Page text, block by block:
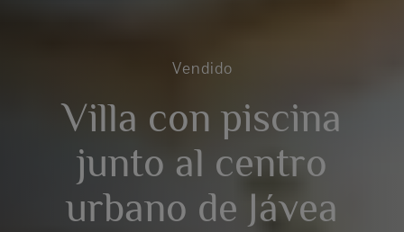
Vendido
Villa con piscina
junto al centro
urbano de Jávea